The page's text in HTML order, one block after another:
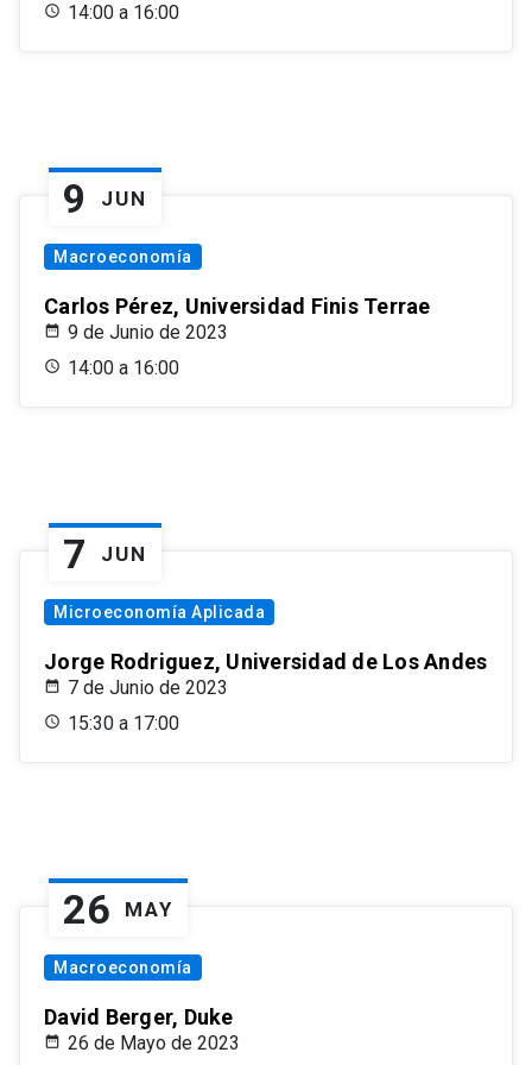
14:00 a 16:00
9 JUN
Macroeconomía
Carlos Pérez, Universidad Finis Terrae
9 de Junio de 2023
14:00 a 16:00
7 JUN
Microeconomía Aplicada
Jorge Rodriguez, Universidad de Los Andes
7 de Junio de 2023
15:30 a 17:00
26 MAY
Macroeconomía
David Berger, Duke
26 de Mayo de 2023